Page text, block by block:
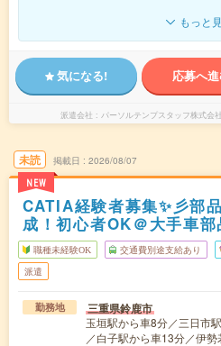
もっと
気になる! 応募へ
派遣会社 パーソルテンプスタッフ株式会
未読
NEW
掲載日 2026/08/07
CATIA経験者募集✨彡部
成！初心者OK＠大手車
職種未経験OK 交通費別途支給あり
派遣
勤務地 三重県鈴鹿市
玉垣駅から車8分／三日市
／白子駅から車13分／伊